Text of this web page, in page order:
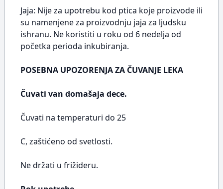
Jaja: Nije za upotrebu kod ptica koje proizvode ili
su namenjene za proizvodnju jaja za ljudsku
ishranu. Ne koristiti u roku od 6 nedelja od
početka perioda inkubiranja.
POSEBNA UPOZORENJA ZA ČUVANJE LEKA
Čuvati van domašaja dece.
Čuvati na temperaturi do 25
C, zaštićeno od svetlosti.
Ne držati u frižideru.